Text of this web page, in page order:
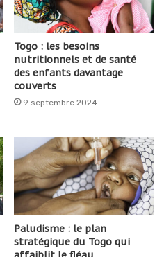
Togo : les besoins
nutritionnels et de santé
des enfants davantage
couverts
9 septembre 2024
Paludisme : le plan
stratégique du Togo qui